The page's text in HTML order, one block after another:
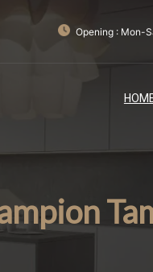
Opening : Mon-